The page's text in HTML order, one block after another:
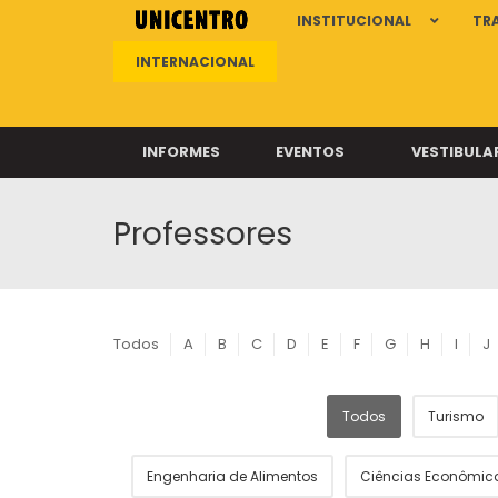
INSTITUCIONAL
INTERNACIONAL
INFORMES EVENTOS
Professores
Todos A B C D E F G H I J
Todos Turismo
Engenharia de Alimentos Ciências